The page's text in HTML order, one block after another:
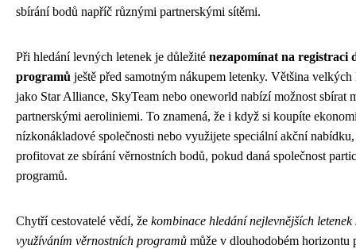
sbírání bodů napříč různými partnerskými sítěmi.
Při hledání levných letenek je důležité nezapomínat na registraci
programů ještě před samotným nákupem letenky. Většina
jako Star Alliance, SkyTeam nebo oneworld nabízí možnost sbírat
partnerskými aeroliniemi. To znamená, že i když si koupíte
nízkonákladové společnosti nebo využijete speciální akční nabídku,
profitovat ze sbírání věrnostních bodů, pokud daná společnost
programů.
Chytří cestovatelé vědí, že kombinace hledání nejlevnějších letenek
využíváním věrnostních programů může v dlouhodobém horizontu